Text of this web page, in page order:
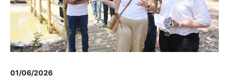
01/06/2026